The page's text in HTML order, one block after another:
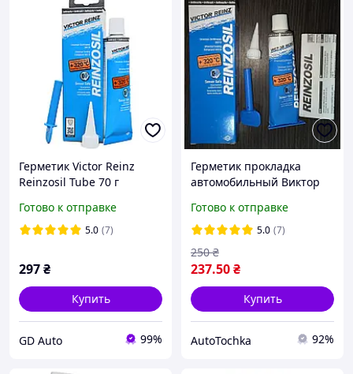
Герметик Victor Reinz
Reinzosil Tube 70 г
Готово к отправке
5.0 (7)
297₴
Купить
GD Auto 99%
Герметик прокладка
автомобильный Виктор
оригинал 70 мл
Готово к отправке
5.0 (7)
237.50₴
250 ₴
Купить
AutoTochka 92%